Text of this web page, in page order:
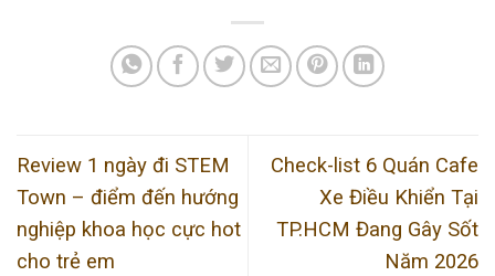
Review 1 ngày đi STEM
Town – điểm đến hướng
nghiệp khoa học cực hot
cho trẻ em
Check-list 6 Quán Cafe
Xe Điều Khiển Tại
TP.HCM Đang Gây Sốt
Năm 2026